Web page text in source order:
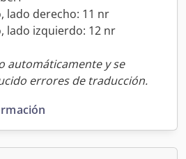
lado derecho: 11 nr
lado izquierdo: 12 nr
automáticamente y se
errores de traducción.